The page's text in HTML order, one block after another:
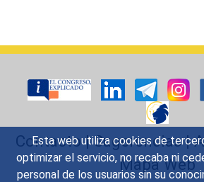
Esta web utiliza cookies de
optimizar el servicio, no recaba ni
personal de los usuarios sin su
Contacto|Sugerencias|
Mapa Web